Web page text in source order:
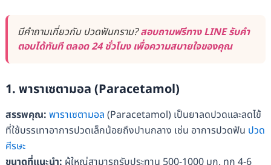
มีคำถามเกี่ยวกับ ปวดฟันกราม?สอบถามฟรีทาง LINE รับคำ
ตอบได้ทันที ตลอด 24 ชั่วโมง เพื่อความสบายใจของคุณ
1. พาราเซตามอล (Paracetamol)
สรรพคุณ: พาราเซตามอล (Paracetamol) เป็นยาลดปวดและลดไข้
ที่ใช้บรรเทาอาการปวดเล็กน้อยถึงปานกลาง เช่น อาการปวดฟัน ปวด
ศีรษะ